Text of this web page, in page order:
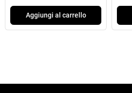
Aggiungi al carrello